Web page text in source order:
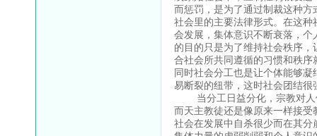
而惩罚，是为了通过制裁这种
社会里的主要法律形式。在这
会发展，集体意识不断衰落，
的目的只是为了维持社会秩序
合社会所共同遵循的习惯和秩
同时社会分工也是让个体能够
易断裂的纽带，这时社会团结
当分工日益分化，宗教对人
而天主教徒还是像原来一样接
社会在发展中自杀很少而在其